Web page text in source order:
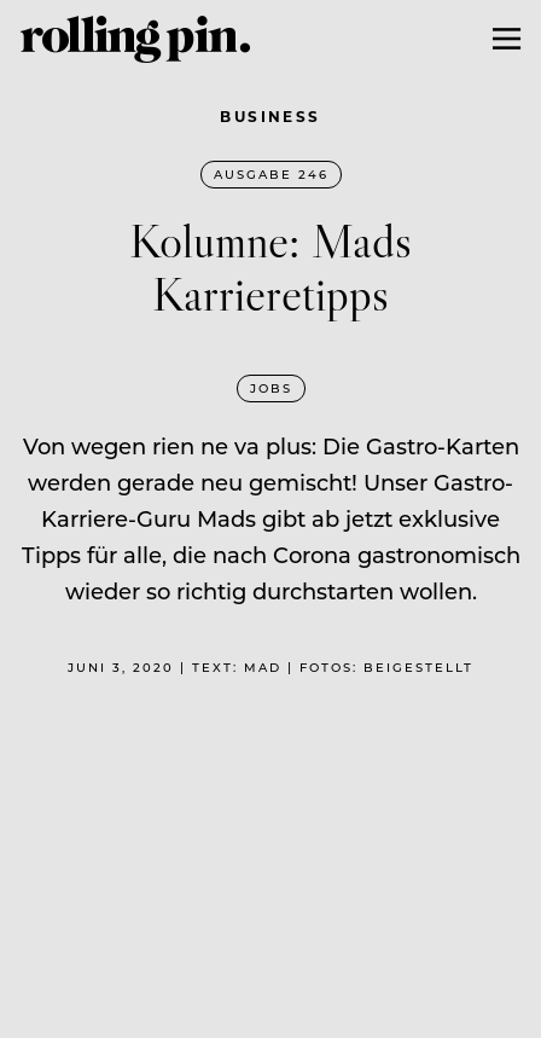
BUSINESS
AUSGABE 246
Kolumne: Mads
Karrieretipps
JOBS
Von wegen rien ne va plus: Die Gastro-Karten
werden gerade neu gemischt! Unser Gastro-
Karriere-Guru Mads gibt ab jetzt exklusive
Tipps für alle, die nach Corona gastronomisch
wieder so richtig durchstarten wollen.
JUNI 3, 2020 | TEXT: MAD | FOTOS: BEIGESTELLT